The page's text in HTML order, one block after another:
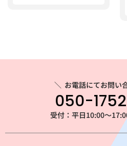
＼ お電話にてお問い
050-
受付：平日10:00～